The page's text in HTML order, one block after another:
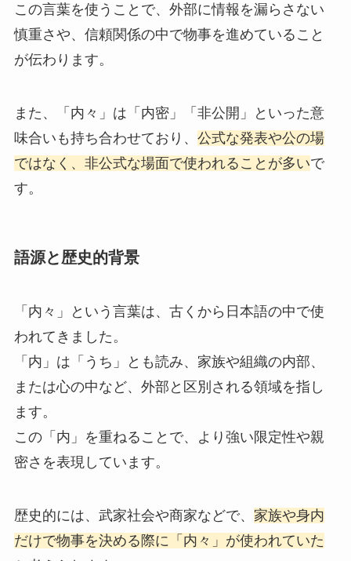
この言葉を使うことで、外部に情報を漏らさない
慎重さや、信頼関係の中で物事を進めていること
が伝わります。
また、「内々」は「内密」「非公開」といった意
味合いも持ち合わせており、 公式な発表や公の場
ではなく、非公式な場面で使われることが多いで
す。
語源と歴史的背景
「内々」という言葉は、古くから日本語の中で使
われてきました。
「内」は「うち」とも読み、家族や組織の内部、
または心の中など、外部と区別される領域を指し
ます。
この「内」を重ねることで、より強い限定性や親
密さを表現しています。
歴史的には、武家社会や商家などで、 家族や身内
だけで物事を決める際に「内々」が使われていた